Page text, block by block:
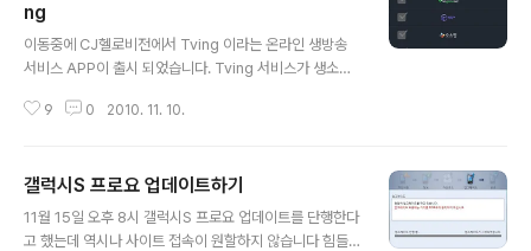
한동안 LBS 기반 서비스를 뚝 끊고 살았는데, KTH에서
아임IN 안드로이드용이 출시되어 오랜만에 LBS 서비스를
구동해봤습니다. 한동안 신나게 재미 들이고 있을때는 어
떠한 새로운 곳을 가거나, 식당에서 밥을 먹을때, 자연스럽
게 휴대폰을 꺼내서 발도장을 쿡 찍거나, 체크인을 하게 됩
ng
이동중에 CJ헬로비전에서 Tving 이라는 온라인 생방송
서비스 APP이 출시 되었습니다. Tving 서비스가 생소하
라는 서비스를 2008년도 하반기때 사용했던 기억이 납니
채널 사업자들의 유,무료 온라인 동영상 서비스가 불과 1~
2년 전만해도 멀게 느껴지고 해외사례만 언급되고 있었는
데 이젠 모바일 플랫폼에도 서비스를 제공하고 모바일 OS
9 0 2010. 11. 10.
갤럭시S 프로요 업데이트하기
11월 15일 오후 8시 갤럭시S 프로요 업데이트를 단행한다
고 했는데 역시나 사이트 접속이 원할하지 않습니다 힘들